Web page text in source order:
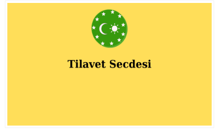
İsrâ Sûresi(17) 1. Ayet’in 7 Dilde Yazılışı
SAKIN ÇOĞUNLUK SİZİ ALDATMASIN